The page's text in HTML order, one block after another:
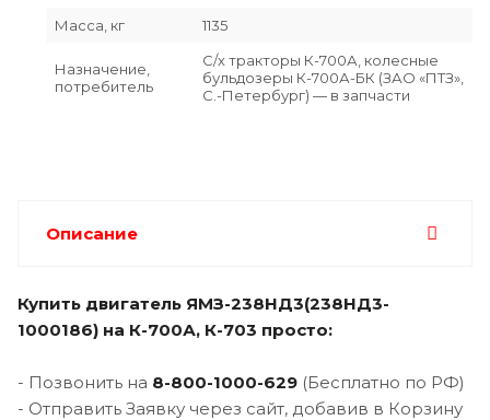
Масса, кг 1135
Назначение,
потребитель
С/х тракторы К-700А, колесные
бульдозеры К-700А-БК (ЗАО «ПТЗ»,
С.-Петербург) — в запчасти
Описание
Купить двигатель ЯМЗ-238НД3(238НД3-
1000186) на К-700А, К-703 просто:
- Позвонить на 8-800-1000-629 (Бесплатно по РФ)
- Отправить Заявку через сайт, добавив в Корзину